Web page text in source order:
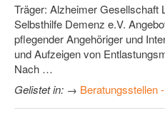
Träger: Alzheimer Gesellschaft
Selbsthilfe Demenz e.V.
pflegender Angehöriger und
und Aufzeigen von
Nach …
Gelistet in: → Beratungsstellen